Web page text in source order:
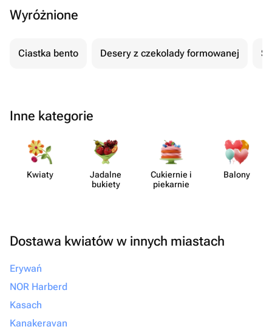
Wyróżnione
Ciastka bento Desery z czekolady formowanej
Inne kategorie
Kwiaty
Jadalne
bukiety
Cukiernie i
piekarnie
Balony
Dostawa kwiatów w innych miastach
Erywań
NOR Harberd
Kasach
Kanakeravan